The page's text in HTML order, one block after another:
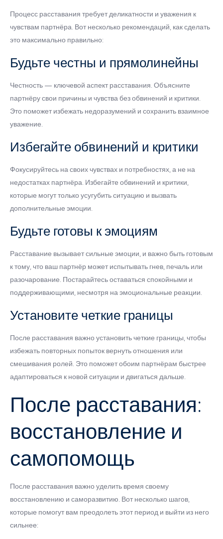
Процесс расставания требует деликатности и уважения к
чувствам партнёра. Вот несколько рекомендаций, как сделать
это максимально правильно:
Будьте честны и прямолинейны
Честность — ключевой аспект расставания. Объясните
партнёру свои причины и чувства без обвинений и критики.
Это поможет избежать недоразумений и сохранить взаимное
уважение.
Избегайте обвинений и критики
Фокусируйтесь на своих чувствах и потребностях, а не на
недостатках партнёра. Избегайте обвинений и критики,
которые могут только усугубить ситуацию и вызвать
дополнительные эмоции.
Будьте готовы к эмоциям
Расставание вызывает сильные эмоции, и важно быть готовым
к тому, что ваш партнёр может испытывать гнев, печаль или
разочарование. Постарайтесь оставаться спокойными и
поддерживающими, несмотря на эмоциональные реакции.
Установите четкие границы
После расставания важно установить четкие границы, чтобы
избежать повторных попыток вернуть отношения или
смешивания ролей. Это поможет обоим партнёрам быстрее
адаптироваться к новой ситуации и двигаться дальше.
После расставания:
восстановление и
самопомощь
После расставания важно уделить время своему
восстановлению и саморазвитию. Вот несколько шагов,
которые помогут вам преодолеть этот период и выйти из него
сильнее: